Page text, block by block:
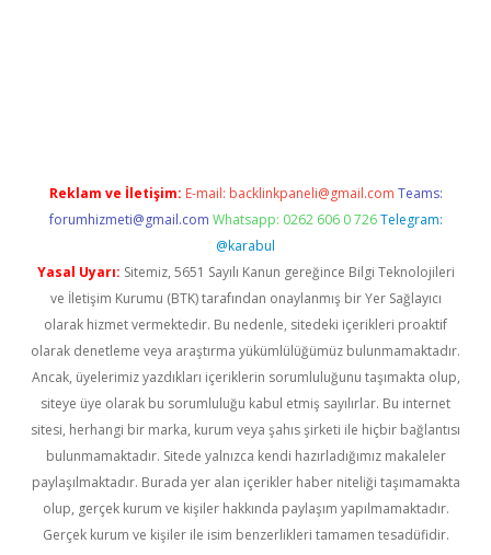
Reklam ve İletişim: E-mail: backlinkpaneli@gmail.com Teams:
forumhizmeti@gmail.com Whatsapp: 0262 606 0 726 Telegram:
@karabul
Yasal Uyarı: Sitemiz, 5651 Sayılı Kanun gereğince Bilgi Teknolojileri
ve İletişim Kurumu (BTK) tarafından onaylanmış bir Yer Sağlayıcı
olarak hizmet vermektedir. Bu nedenle, sitedeki içerikleri proaktif
olarak denetleme veya araştırma yükümlülüğümüz bulunmamaktadır.
Ancak, üyelerimiz yazdıkları içeriklerin sorumluluğunu taşımakta olup,
siteye üye olarak bu sorumluluğu kabul etmiş sayılırlar. Bu internet
sitesi, herhangi bir marka, kurum veya şahıs şirketi ile hiçbir bağlantısı
bulunmamaktadır. Sitede yalnızca kendi hazırladığımız makaleler
paylaşılmaktadır. Burada yer alan içerikler haber niteliği taşımamakta
olup, gerçek kurum ve kişiler hakkında paylaşım yapılmamaktadır.
Gerçek kurum ve kişiler ile isim benzerlikleri tamamen tesadüfidir.